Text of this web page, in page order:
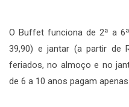
O Buffet funciona de 2ª a
39,90) e jantar (a partir de
feriados, no almoço e no
de 6 a 10 anos pagam